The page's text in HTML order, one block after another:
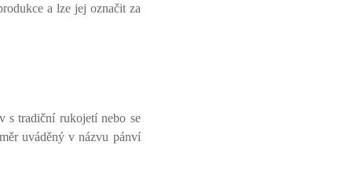
a lze jej označit za
s tradiční rukojetí nebo se
uváděný v názvu pánví